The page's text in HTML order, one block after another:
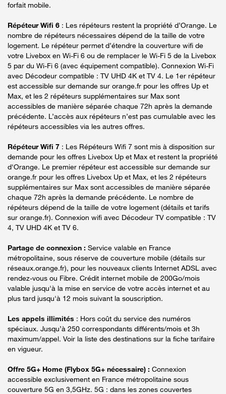
forfait mobile.
Répéteur Wifi 6 : Les répéteurs restent la propriété d’Orange. Le
nombre de répéteurs nécessaires dépend de la taille de votre
logement. Le répéteur permet d’étendre la couverture wifi de
votre Livebox en Wi-Fi 6 ou de remplacer le Wi-Fi 5 de la Livebox
5 par du Wi-Fi 6 (avec équipement compatible). Connexion Wi-Fi
avec Décodeur compatible : TV UHD 4K et TV 4. Le 1er répéteur
est accessible sur demande sur orange.fr pour les offres Up et
Max, et les 2 répéteurs supplémentaires sur Max sont
accessibles de manière séparée chaque 72h après la demande
précédente. L’accès aux répéteurs n’est pas cumulable avec les
répéteurs accessibles via les autres offres.
Répéteur Wifi 7 : Les Répéteurs Wifi 7 sont mis à disposition sur
demande pour les offres Livebox Up et Max et restent la propriété
d'Orange. Le premier répéteur est accessible sur demande sur
orange.fr pour les offres Livebox Up et Max, et les 2 répéteurs
supplémentaires sur Max sont accessibles de manière séparée
chaque 72h après la demande précédente. Le nombre de
répéteurs dépend de la taille de votre logement (détails et tarifs
sur orange.fr). Connexion wifi avec Décodeur TV compatible : TV
4, TV UHD 4K et TV 6.
Partage de connexion : Service valable en France
métropolitaine, sous réserve de couverture mobile (détails sur
réseaux.orange.fr), pour les nouveaux clients Internet ADSL avec
rendez-vous ou Fibre. Crédit internet mobile de 200Go/mois
valable jusqu'à la mise en service de votre accès internet et au
plus tard jusqu'à 12 mois suivant la souscription.
Les appels illimités : Hors coût du service des numéros
spéciaux. Jusqu’à 250 correspondants différents/mois et 3h
maximum/appel. Voir la liste des destinations sur la fiche tarifaire
en vigueur.
Offre 5G+ Home (Flybox 5G+ nécessaire) : Connexion
accessible exclusivement en France métropolitaine sous
couverture 5G en 3,5GHz. 5G : dans les zones couvertes